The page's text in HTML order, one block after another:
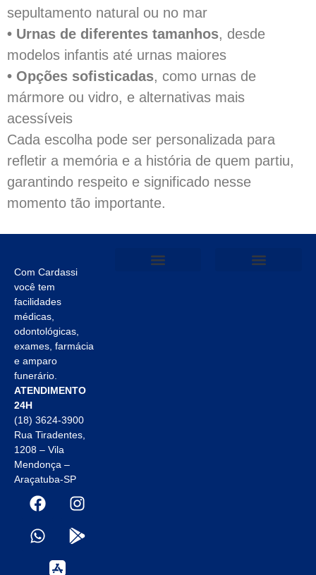
sepultamento natural ou no mar
• Urnas de diferentes tamanhos, desde
modelos infantis até urnas maiores
• Opções sofisticadas, como urnas de
mármore ou vidro, e alternativas mais
acessíveis
Cada escolha pode ser personalizada para
refletir a memória e a história de quem partiu,
garantindo respeito e significado nesse
momento tão importante.
Com Cardassi
você tem
facilidades
médicas,
odontológicas,
exames, farmácia
e amparo
funerário.
ATENDIMENTO
24H
(18) 3624-3900
Rua Tiradentes,
1208 – Vila
Mendonça –
Araçatuba-SP